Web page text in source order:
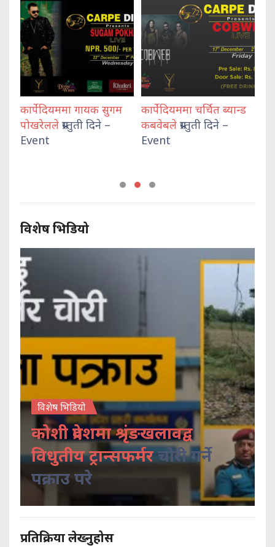
कार्पेदियममा गायक सुगम
पोखरेलले प्रस्तुती दिने –
Event
कार्पेदियममा चर्चित ब्यान्ड
कबवेबले प्रस्तुती दिने –
Event
विशेष भिडियो
विशेष भिडियो
कोशी प्रदेशमा श्रृंङखलावद्व
विधुतीय ट्रान्सफर्मरचोरी गर्ने
पक्राउ परे
प्रतिक्रिया लेख्नुहोस